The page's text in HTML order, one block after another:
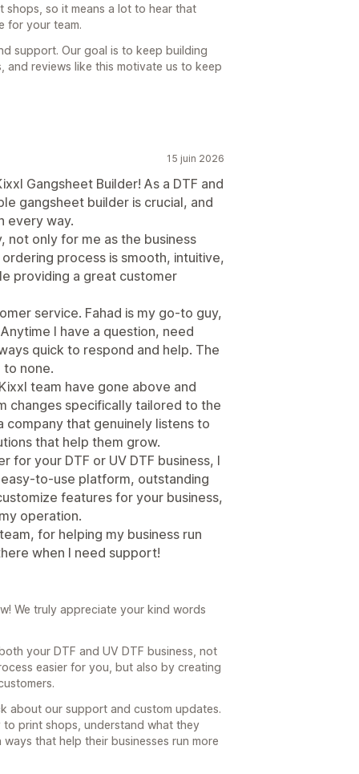
shops, so it means a lot to hear that
for your team.
support. Our goal is to keep building
and reviews like this motivate us to keep
15 juin 2026
Gangsheet Builder! As a DTF and
gangsheet builder is crucial, and
every way.
not only for me as the business
process is smooth, intuitive,
providing a great customer
service. Fahad is my go-to guy,
I have a question, need
quick to respond and help. The
none.
team have gone above and
changes specifically tailored to the
company that genuinely listens to
that help them grow.
for your DTF or UV DTF business, I
to-use platform, outstanding
features for your business,
operation.
for helping my business run
when I need support!
We truly appreciate your kind words
your DTF and UV DTF business, not
easier for you, but also by creating
about our support and custom updates.
print shops, understand what they
that help their businesses run more